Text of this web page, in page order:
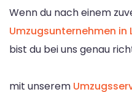
Wenn du nach einem
Umzugsunternehmen in
bist du bei uns genau
mit unserem